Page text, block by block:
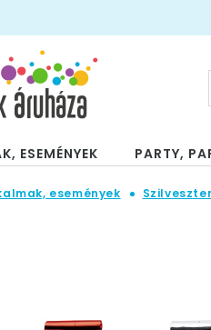
ESEMÉNYEK PARTY,
események